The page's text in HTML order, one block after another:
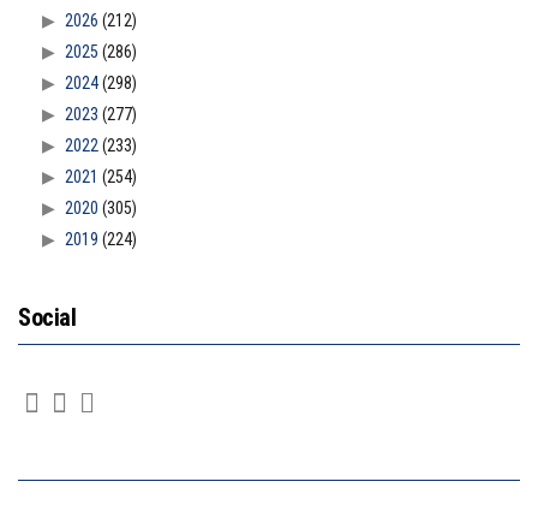
2026 (212)
2025 (286)
2024(298)
2023 (277)
2022(233)
2021 (254)
2020 (305)
2019 (224)
Social